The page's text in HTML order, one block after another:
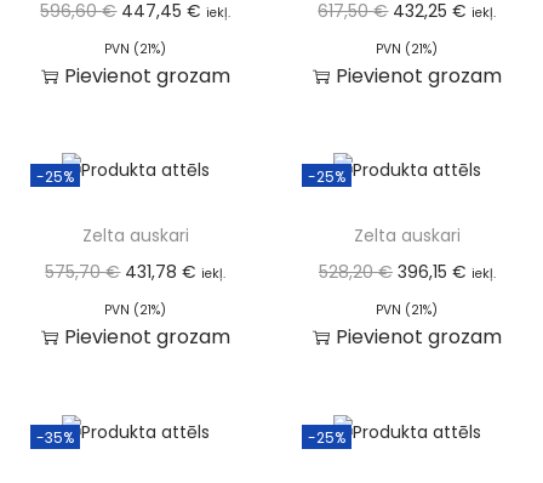
596,60€ 447,45€ iekļ.
PVN (21%)
Pievienot grozam
617,50€ 432,25€ iekļ.
PVN (21%)
Pievienot grozam
-25%
Zelta auskari
575,70€ 431,78€ iekļ.
PVN (21%)
Pievienot grozam
-25%
Zelta auskari
528,20€ 396,15 € iekļ.
PVN (21%)
Pievienot grozam
-35% -25%